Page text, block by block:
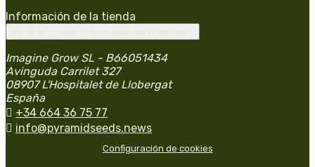
Información de la tienda
Imagine Grow SL - B66051434
Avinguda Carrilet 327
08907 L'Hospitalet de Llobergat
España
 +34 664 36 75 77
 info@pyramidseeds.news
Configuración de cookies